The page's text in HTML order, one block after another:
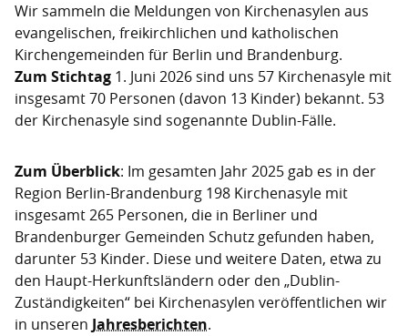
Wir sammeln die Meldungen von Kirchenasylen aus
evangelischen, freikirchlichen und katholischen
Kirchengemeinden für Berlin und Brandenburg.
Zum Stichtag 1. Juni 2026 sind uns 57 Kirchenasyle mit
insgesamt 70 Personen (davon 13 Kinder) bekannt. 53
der Kirchenasyle sind sogenannte Dublin-Fälle.
Zum Überblick: Im gesamten Jahr 2025 gab es in der
Region Berlin-Brandenburg 198 Kirchenasyle mit
insgesamt 265 Personen, die in Berliner und
Brandenburger Gemeinden Schutz gefunden haben,
darunter 53 Kinder. Diese und weitere Daten, etwa zu
den Haupt-Herkunftsländern oder den „Dublin-
Zuständigkeiten“ bei Kirchenasylen veröffentlichen wir
in unseren Jahresberichten.